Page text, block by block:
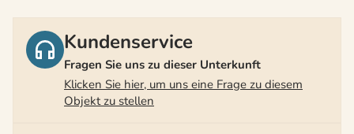
Kundenservice
Fragen Sie uns zu dieser Unterkunft
Klicken Sie hier, um uns eine Frage zu diesem
Objekt zu stellen